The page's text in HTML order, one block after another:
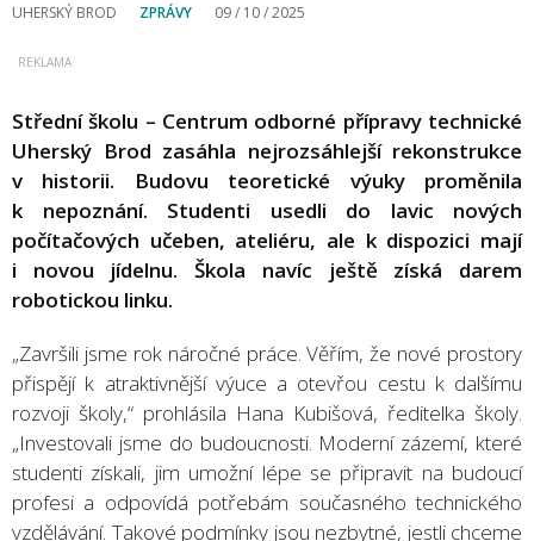
UHERSKÝ BROD ZPRÁVY 09 / 10 / 2025
Střední školu – Centrum odborné přípravy technické
Uherský Brod zasáhla nejrozsáhlejší rekonstrukce
v historii. Budovu teoretické výuky proměnila
k nepoznání. Studenti usedli do lavic nových
počítačových učeben, ateliéru, ale k dispozici mají
i novou jídelnu. Škola navíc ještě získá darem
robotickou linku.
„Završili jsme rok náročné práce. Věřím, že nové prostory
přispějí k atraktivnější výuce a otevřou cestu k dalšímu
rozvoji školy,“ prohlásila Hana Kubišová, ředitelka školy.
„Investovali jsme do budoucnosti. Moderní zázemí, které
studenti získali, jim umožní lépe se připravit na budoucí
profesi a odpovídá potřebám současného technického
vzdělávání. Takové podmínky jsou nezbytné, jestli chceme